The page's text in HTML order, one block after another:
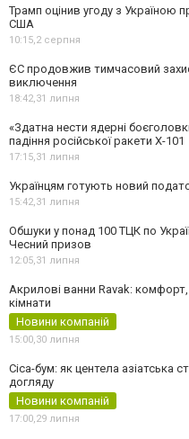
Трамп оцінив угоду з Україною
США
10:15,2 серпня
ЄС продовжив тимчасовий
виключення
18:42,31 липня
«Здатна нести ядерні
падіння російської ракети Х-101
17:15,31 липня
Українцям готують новий
15:42,31 липня
Обшуки у понад 100 ТЦК по
Чесний призов
12:05,31 липня
Акрилові ванни Ravak: комфорт,
кімнати
Новини компаній
15:00,30 липня
Cica-бум: як центела азіатська
догляду
Новини компаній
17:00,29 липня